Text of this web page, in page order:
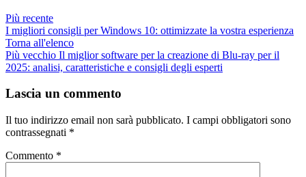
Più recente
I migliori consigli per Windows 10: ottimizzate la vostra esperienza
Torna all'elenco
Più vecchio Il miglior software per la creazione di Blu-ray per il
2025: analisi, caratteristiche e consigli degli esperti
Lascia un commento
Il tuo indirizzo email non sarà pubblicato. I campi obbligatori sono
contrassegnati *
Commento *